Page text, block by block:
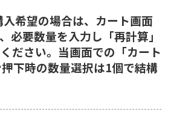
希望の場合は、カート画面
必要数量を入力し「再計算」
ださい。当画面での「カート
下時の数量選択は1個で結構